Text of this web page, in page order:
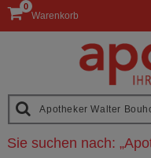
Warenkorb
0
Sie suchen nach: „